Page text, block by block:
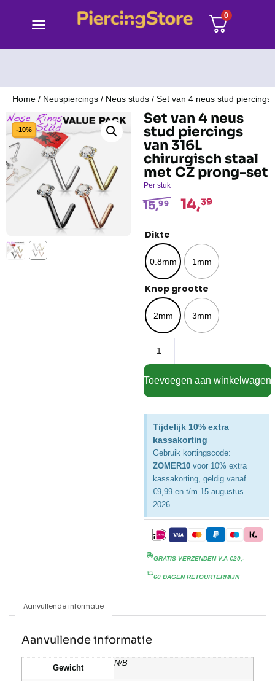
0
Home / Neuspiercings / Neus studs / Set van 4 neus stud
-10%
Set van 4 neus
stud piercings
van 316L
chirurgisch staal
met CZ prong-set
Per stuk
15,99 14,39
Dikte
0.8mm 1mm
Knop grootte
2mm 3mm
Toevoegen aan winkelwagen
Tijdelijk 10% extra
kassakorting
Gebruik kortingscode:
ZOMER10 voor 10% extra
kassakorting, geldig vanaf
€9,99 en t/m 15 augustus
2026.
GRATIS VERZENDEN V.A €20,-
60 DAGEN RETOURTERMIJN
Aanvullende informatie
Aanvullende informatie
Gewicht
N/B